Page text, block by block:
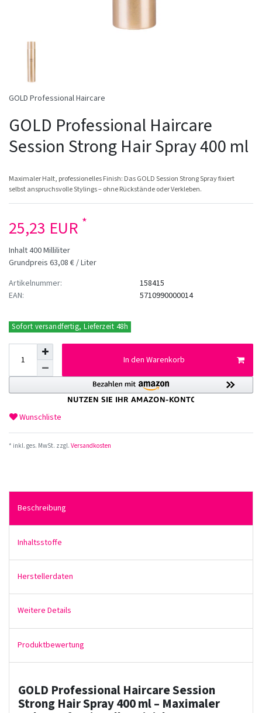
GOLD Professional Haircare
GOLD Professional Haircare
Session Strong Hair Spray 400 ml
Maximaler Halt, professionelles Finish: Das GOLD Session Strong Spray fixiert
selbst anspruchsvolle Stylings – ohne Rückstände oder Verkleben.
25,23 EUR *
Inhalt400Milliliter
Grundpreis 63,08 € / Liter
Artikelnummer:
EAN:
158415
5710990000014
Sofort versandfertig, Lieferzeit 48h
In den Warenkorb
Wunschliste
* inkl. ges. MwSt. zzgl. Versandkosten
Beschreibung
Inhaltsstoffe
Herstellerdaten
Weitere Details
Produktbewertung
GOLD Professional Haircare Session
Strong Hair Spray 400 ml – Maximaler